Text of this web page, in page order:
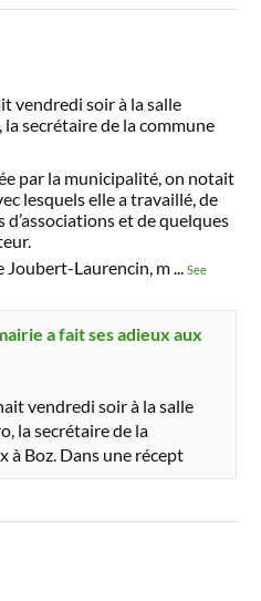
vendredi soir à la salle
secrétaire de la commune
par la municipalité, on notait
lesquels elle a travaillé, de
d’associations et de quelques
Joubert-Laurencin, m
...See
a fait ses adieux aux
vendredi soir à la salle
la secrétaire de la
à Boz. Dans une récept